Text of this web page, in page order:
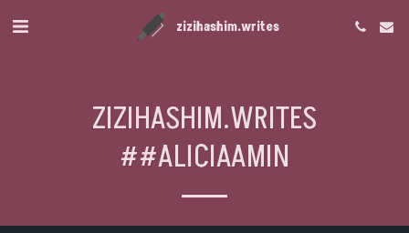
zizihashim.writes
ZIZIHASHIM.WRITES
##ALICIAAMIN